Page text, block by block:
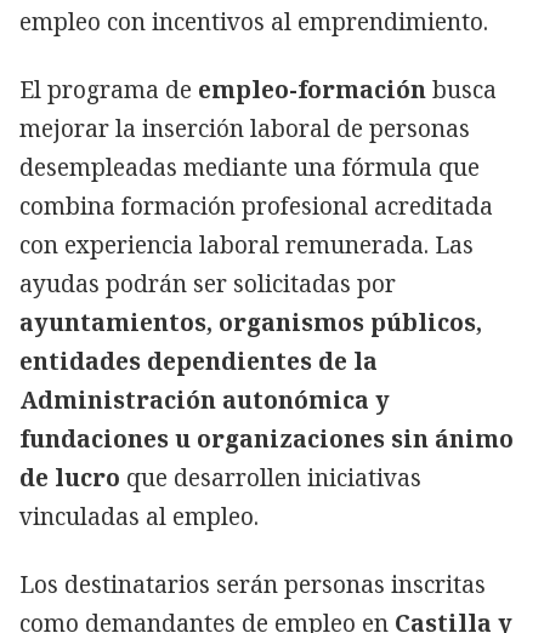
empleo con incentivos al emprendimiento.
El programa de empleo-formaciónbusca
mejorar la inserción laboral de personas
desempleadas mediante una fórmula que
combina formación profesional acreditada
con experiencia laboral remunerada. Las
ayudas podrán ser solicitadas por
ayuntamientos, organismos públicos,
entidades dependientes de la
Administración autonómica y
fundaciones u organizaciones sin ánimo
de lucro que desarrollen iniciativas
vinculadas al empleo.
Los destinatarios serán personas inscritas
como demandantes de empleo en Castilla y